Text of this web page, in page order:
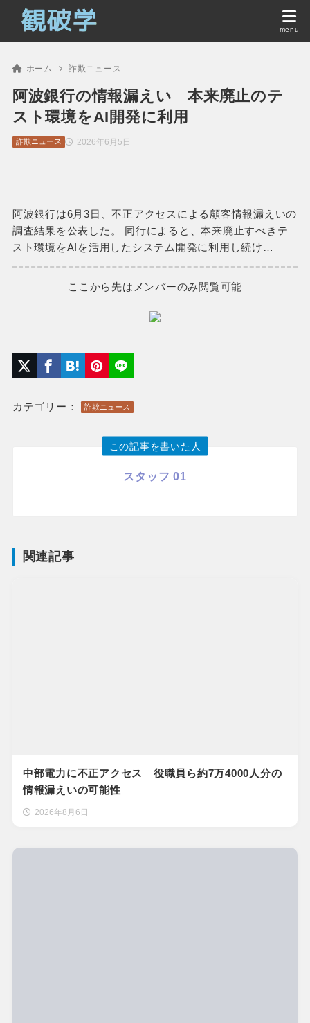
ホーム 詐欺ニュース
阿波銀行の情報漏えい 本来廃止のテ
スト環境をAI開発に利用
2026年6月5日
詐欺ニュース
阿波銀行は6月3日、不正アクセスによる顧客情報漏えいの
調査結果を公表した。 同行によると、本来廃止すべきテ
スト環境をAIを活用したシステム開発に利用し続け…
ここから先はメンバーのみ閲覧可能
カテゴリー： 詐欺ニュース
この記事を書いた人
スタッフ 01
関連記事
中部電力に不正アクセス 役職員ら約7万4000人分の
情報漏えいの可能性
2026年8月6日